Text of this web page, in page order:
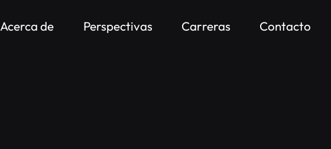
Acerca de Perspectivas Carreras Contacto